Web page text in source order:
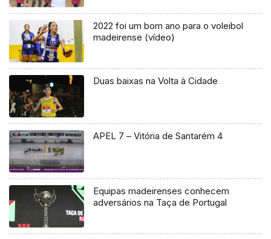
2022 foi um bom ano para o voleibol
madeirense (vídeo)
Duas baixas na Volta à Cidade
APEL 7 – Vitória de Santarém 4
Equipas madeirenses conhecem
adversários na Taça de Portugal